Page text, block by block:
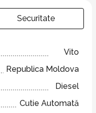
Securitate
Vito
Republica Moldova
Diesel
Cutie Automată